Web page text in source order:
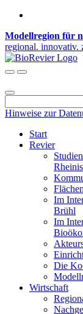
Modellregion für
regional. innovativ.
Hinweise zur
Start
Revier
Im
Brühl
Im
Die
Wirtschaft